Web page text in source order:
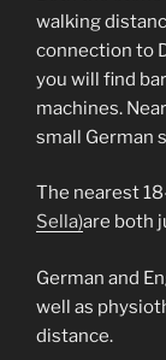
walking
connection to
you will find
machines.
small German
The nearest
Sella)are both
German and
well as
distance.